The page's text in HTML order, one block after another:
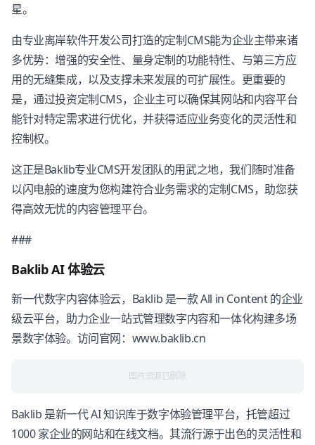
星。
由专业离岸软件开发公司打造的定制CMS能为企业主带来诸
多优势：增强的安全性、量身定制的功能特性、与第三方应
用的无缝集成，以及支撑未来发展的可扩展性。更重要的
是，通过投资定制CMS，企业主可以确保其网站和内容平台
能针对特定需求进行优化，并获得适应业务变化的灵活性和
控制权。
这正是Baklib专业CMS开发团队的用武之地，我们随时准备
以闪电般的速度为您构建符合业务需求的定制CMS，助您获
得高效无忧的内容管理平台。
###
Baklib AI 体验云
新一代数字内容体验云，Baklib 是一款 All in Content 的企业
级云平台，助力企业一站式管理数字内容和一体化构建多场
景数字体验。访问官网：www.baklib.cn
图片资源已删除
Baklib 是新一代 AI 知识库于数字体验管理平台，托管超过
1000 家企业的网站和在线文档。其流行源于出色的灵活性和